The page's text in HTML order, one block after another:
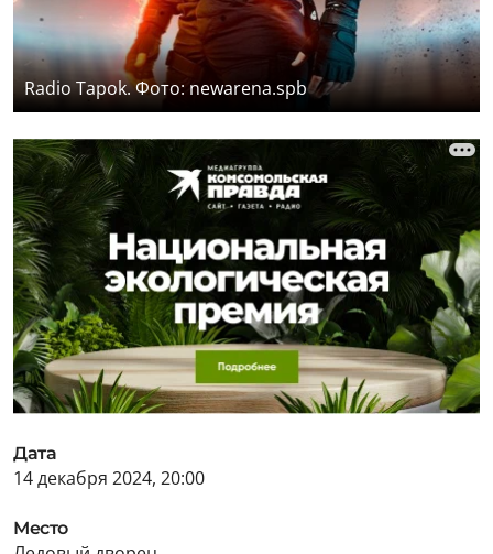
Radio Tapok. Фото: newarena.spb
Дата
14 декабря 2024, 20:00
Место